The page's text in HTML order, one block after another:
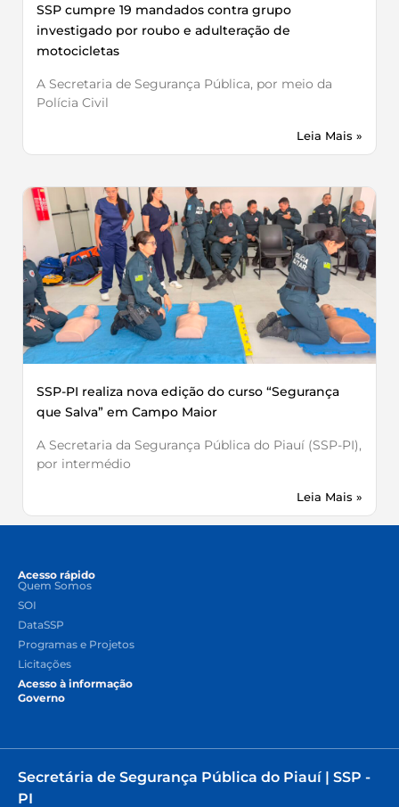
SSP cumpre 19 mandados contra grupo
investigado por roubo e adulteração de
motocicletas
A Secretaria de Segurança Pública, por meio da
Polícia Civil
Leia Mais »
SSP-PI realiza nova edição do curso “Segurança
que Salva” em Campo Maior
A Secretaria da Segurança Pública do Piauí (SSP-PI),
por intermédio
Leia Mais »
Acesso rápido
Quem Somos
SOI
DataSSP
Programas e Projetos
Licitações
Acesso à informação
Governo
Secretária de Segurança Pública do Piauí | SSP -
PI